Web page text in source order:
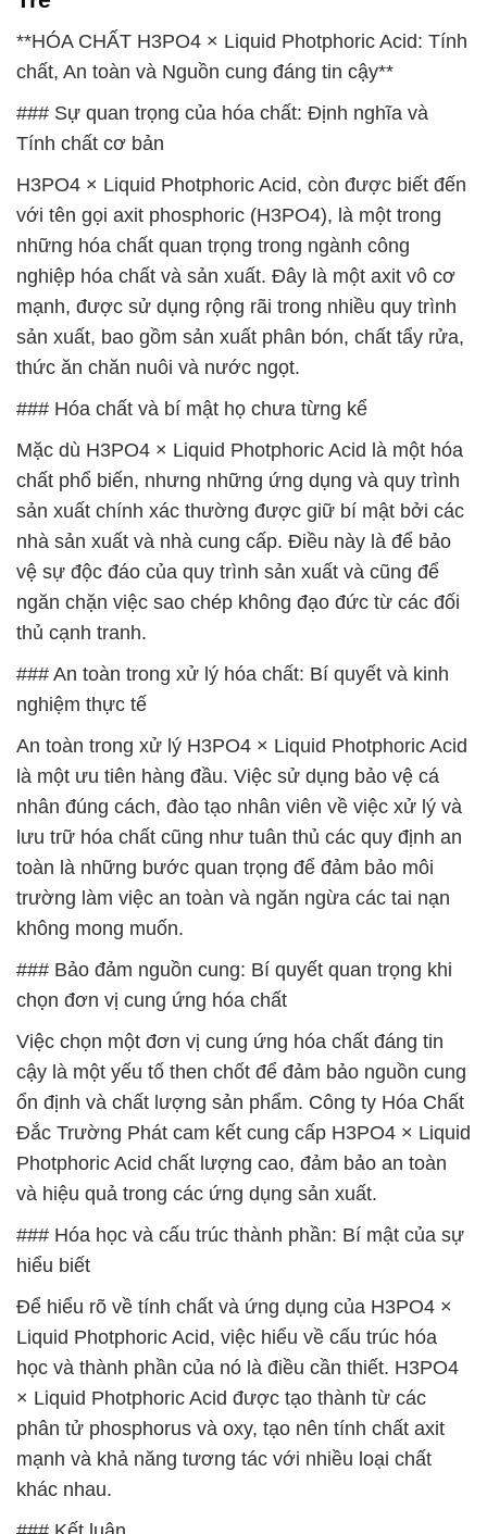
**HÓA CHẤT H3PO4 × Liquid Photphoric Acid: Tính
chất, An toàn và Nguồn cung đáng tin cậy**
### Sự quan trọng của hóa chất: Định nghĩa và
Tính chất cơ bản
H3PO4 × Liquid Photphoric Acid, còn được biết đến
với tên gọi axit phosphoric (H3PO4), là một trong
những hóa chất quan trọng trong ngành công
nghiệp hóa chất và sản xuất. Đây là một axit vô cơ
mạnh, được sử dụng rộng rãi trong nhiều quy trình
sản xuất, bao gồm sản xuất phân bón, chất tẩy rửa,
thức ăn chăn nuôi và nước ngọt.
### Hóa chất và bí mật họ chưa từng kể
Mặc dù H3PO4 × Liquid Photphoric Acid là một hóa
chất phổ biến, nhưng những ứng dụng và quy trình
sản xuất chính xác thường được giữ bí mật bởi các
nhà sản xuất và nhà cung cấp. Điều này là để bảo
vệ sự độc đáo của quy trình sản xuất và cũng để
ngăn chặn việc sao chép không đạo đức từ các đối
thủ cạnh tranh.
### An toàn trong xử lý hóa chất: Bí quyết và kinh
nghiệm thực tế
An toàn trong xử lý H3PO4 × Liquid Photphoric Acid
là một ưu tiên hàng đầu. Việc sử dụng bảo vệ cá
nhân đúng cách, đào tạo nhân viên về việc xử lý và
lưu trữ hóa chất cũng như tuân thủ các quy định an
toàn là những bước quan trọng để đảm bảo môi
trường làm việc an toàn và ngăn ngừa các tai nạn
không mong muốn.
### Bảo đảm nguồn cung: Bí quyết quan trọng khi
chọn đơn vị cung ứng hóa chất
Việc chọn một đơn vị cung ứng hóa chất đáng tin
cậy là một yếu tố then chốt để đảm bảo nguồn cung
ổn định và chất lượng sản phẩm. Công ty Hóa Chất
Đắc Trường Phát cam kết cung cấp H3PO4 × Liquid
Photphoric Acid chất lượng cao, đảm bảo an toàn
và hiệu quả trong các ứng dụng sản xuất.
### Hóa học và cấu trúc thành phần: Bí mật của sự
hiểu biết
Để hiểu rõ về tính chất và ứng dụng của H3PO4 ×
Liquid Photphoric Acid, việc hiểu về cấu trúc hóa
học và thành phần của nó là điều cần thiết. H3PO4
× Liquid Photphoric Acid được tạo thành từ các
phân tử phosphorus và oxy, tạo nên tính chất axit
mạnh và khả năng tương tác với nhiều loại chất
khác nhau.